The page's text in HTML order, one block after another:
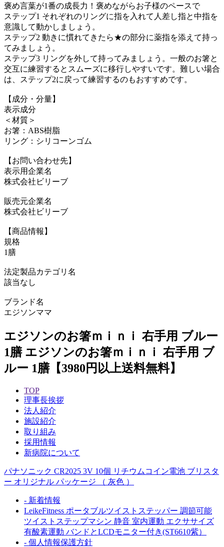
褒め言葉が1番の成長力！褒めながらお子様のペースで
ステップ1 それぞれのリングに指を入れて人差し指と中指を
意識して動かしましょう。
ステップ2 動きに慣れてきたら★の部分に薬指を添えて持っ
てみましょう。
ステップ3 リングを外して持ってみましょう。一般のお箸と
交互に練習するとスムーズに移行しやすいです。難しい場合
は、ステップ2に戻って練習するのもおすすめです。
【成分・分量】
表示成分
＜材質＞
お箸：ABS樹脂
リング：シリコーンゴム
【お問い合わせ先】
表示用企業名
株式会社ビリーブ
販売元企業名
株式会社ビリーブ
【商品情報】
規格
1膳
法定製品カテゴリ名
該当なし
ブランド名
エジソンママ
エジソンのお箸ｍｉｎｉ 右手用 ブルー
1膳 エジソンのお箸ｍｉｎｉ 右手用 ブ
ルー 1膳【3980円以上送料無料】
TOP
理事長挨拶
法人紹介
施設紹介
取り組み
採用情報
新病院について
パナソニック CR2025 3V 10個 リチウムコイン電池 ブリスタ
ー オリジナル パッケージ （ 灰色 ）
- 新着情報
LeikeFitness ポータブルツイストステッパー 調節可能
ツイストステップマシン 静音 室内運動 エクササイズ
有酸素運動 バンドとLCDモニター付き(ST6610紫）
- 個人情報保護方針